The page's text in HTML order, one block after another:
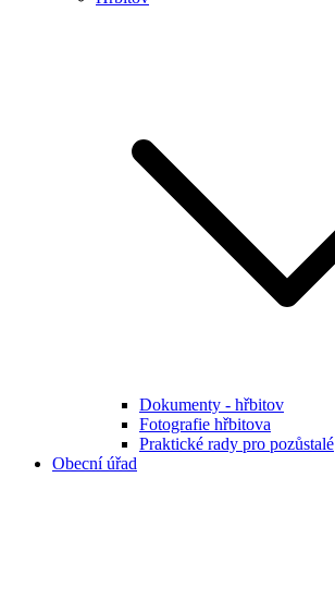
Dokumenty - hřbitov
Fotografie hřbitova
Praktické rady pro pozůstalé
Obecní úřad